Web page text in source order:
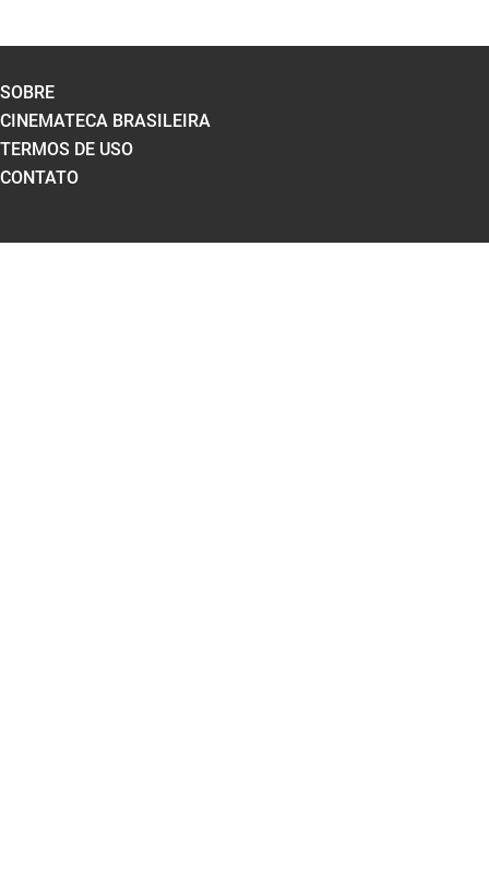
SOBRE
CINEMATECA BRASILEIRA
TERMOS DE USO
CONTATO